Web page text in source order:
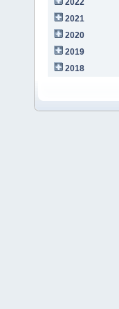
2022
2021
2020
2019
2018